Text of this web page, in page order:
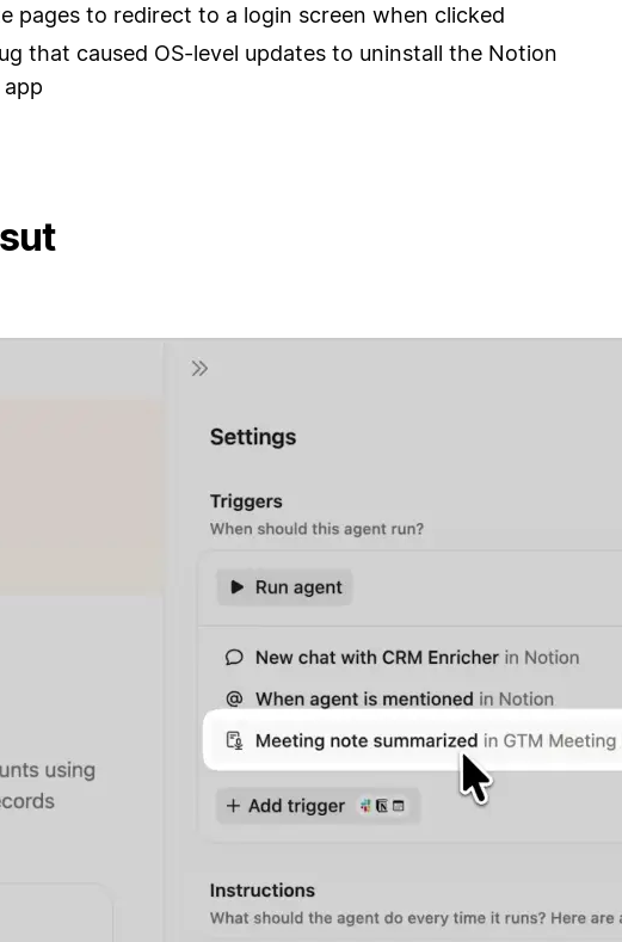
pages to redirect to a login screen when clicked
that caused OS-level updates to uninstall the Notion